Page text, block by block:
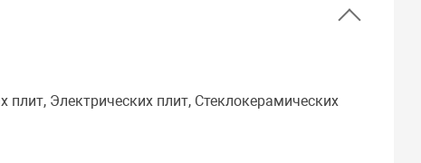
плит, Электрических плит, Стеклокерамических